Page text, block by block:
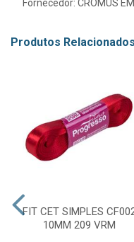
Fornecedor: CROMUS
Produtos Relacionados
FIT CET SIMPLES
10MM 209 VRM